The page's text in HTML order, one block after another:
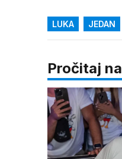
LUKA JEDAN
Pročitaj na